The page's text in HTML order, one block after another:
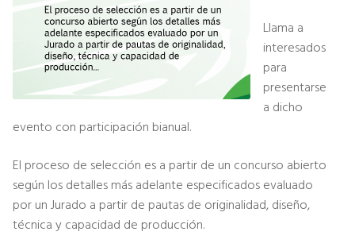
Llama a
interesados
para
presentarse
a dicho
evento con participación bianual.
El proceso de selección es a partir de un concurso abierto
según los detalles más adelante especificados evaluado
por un Jurado a partir de pautas de originalidad, diseño,
técnica y capacidad de producción.